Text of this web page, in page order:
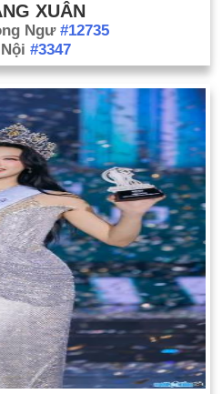
XUÂN
Ngư #12735
#3347